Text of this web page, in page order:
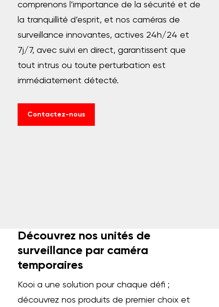
comprenons l’importance de la sécurité et de
la tranquillité d’esprit, et nos caméras de
surveillance innovantes, actives 24h/24 et
7j/7, avec suivi en direct, garantissent que
tout intrus ou toute perturbation est
immédiatement détecté.
Contactez-nous
Découvrez nos unités de
surveillance par caméra
temporaires
Kooi a une solution pour chaque défi ;
découvrez nos produits de premier choix et